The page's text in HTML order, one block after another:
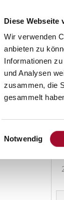
Diese Webseite
Wir verwenden
anbieten zu
Informationen
und Analysen
zusammen, die
gesammelt
Notwendig